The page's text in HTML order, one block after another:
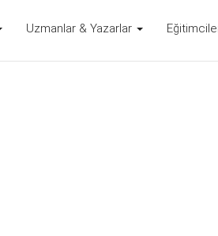
Uzmanlar & Yazarlar